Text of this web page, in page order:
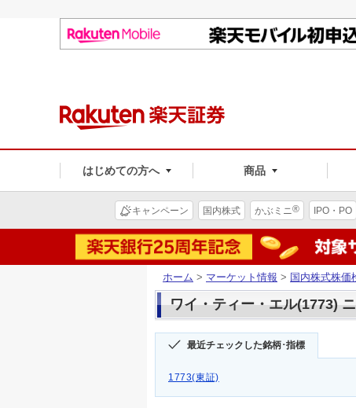
はじめての方へ 商品
キャンペーン 国内株式 かぶミニ® IPO・PO
ホーム > マーケット情報 > 国内株式株価
ワイ・ティー・エル(1773)
最近チェックした銘柄･指標
1773(東証)